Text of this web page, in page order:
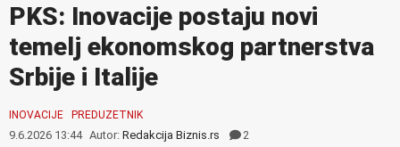
PKS: Inovacije postaju novi
temelj ekonomskog partnerstva
Srbije i Italije
INOVACIJE PREDUZETNIK
9.6.2026 13:44 Autor: Redakcija Biznis.rs 2